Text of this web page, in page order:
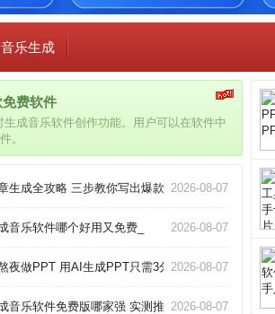
乐生成
费软件
成音乐软件创作功能。用户可以在软件中
。
生成全攻略 三步教你写出爆款内容_2026-08-07
音乐软件哪个好用又免费_ 2026-08-07
夜做PPT 用AI生成PPT只需3分钟_2026-08-07
音乐软件免费版哪家强 实测推荐_2026-08-07